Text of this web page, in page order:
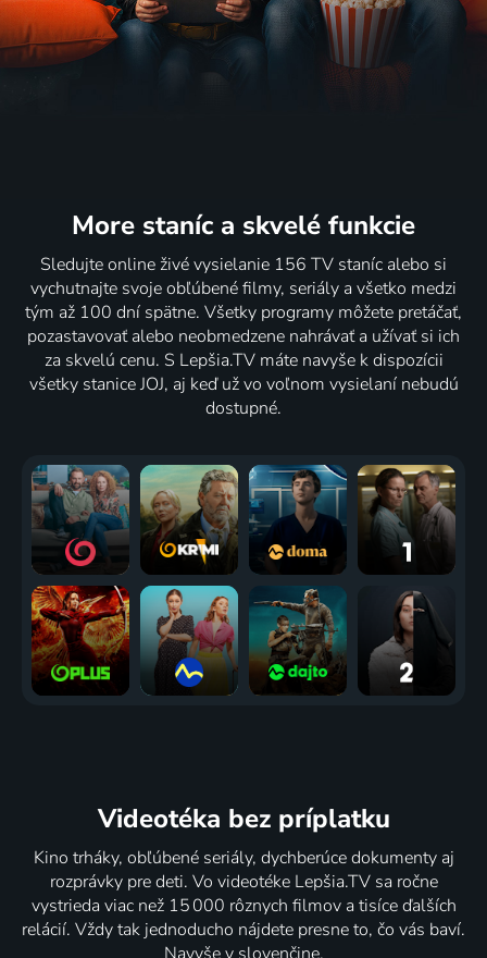
Trable s ex Abrakadabra
2017 | Španielsko, Francúzsko, Belgicko | Komédia, Dráma, Fantasy
More staníc a skvelé funkcie
Sledujte online živé vysielanie 156 TV staníc alebo si
vychutnajte svoje obľúbené filmy, seriály a všetko medzi
tým až 100 dní spätne. Všetky programy môžete pretáčať,
pozastavovať alebo neobmedzene nahrávať a užívať si ich
za skvelú cenu. S Lepšia.TV máte navyše k dispozícii
všetky stanice JOJ, aj keď už vo voľnom vysielaní nebudú
dostupné.
Videotéka bez príplatku
Kino trháky, obľúbené seriály, dychberúce dokumenty aj
rozprávky pre deti. Vo videotéke Lepšia.TV sa ročne
vystrieda viac než 15 000 rôznych filmov a tisíce ďalších
relácií. Vždy tak jednoducho nájdete presne to, čo vás baví.